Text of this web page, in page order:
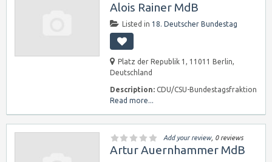
Alois Rainer MdB
Listed in 18. Deutscher Bundestag
Platz der Republik 1, 11011 Berlin,
Deutschland
Description: CDU/CSU-Bundestagsfraktion
Read more...
Add your review, 0 reviews
Artur Auernhammer MdB